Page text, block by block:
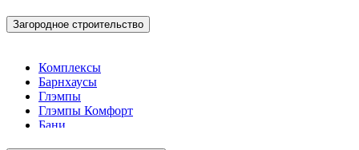
Загородное строительство
Комплексы
Барнхаусы
Глэмпы
Глэмпы Комфорт
Бани